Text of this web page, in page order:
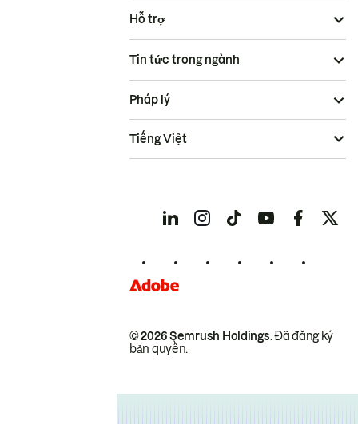
Hỗ trợ
Tin tức trong ngành
© 2026 Semrush Holdings.Đã đăng ký
bản quyền.
Pháp lý
Tiếng Việt